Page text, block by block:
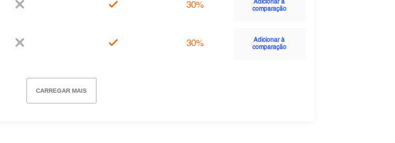
30%
Adicionar à
comparação
30%
Adicionar à
comparação
CARREGAR MAIS